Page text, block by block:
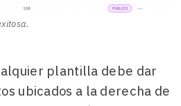
plantilla debe dar
ubicados a la derecha de